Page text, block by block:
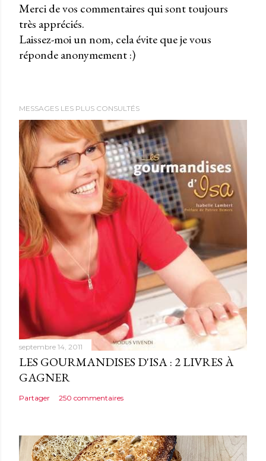
P
u
b
r
u
n
c
o
m
m
e
n
t
a
i
r
e
Merci de vos commentaires qui sont toujours
très appréciés.
Laissez-moi un nom, cela évite que je vous
réponde anonymement :)
MESSAGES LES PLUS CONSULTÉS
septembre 14, 2011
LES GOURMANDISES D'ISA : 2 LIVRES À
GAGNER
Partager 250 commentaires